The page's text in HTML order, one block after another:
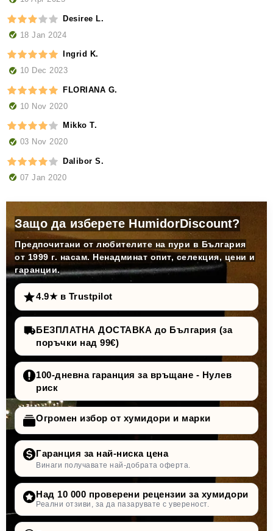
Desiree L.
18 Jan 2024
Ingrid K.
10 Dec 2023
FLORIANA G.
10 Nov 2020
Mikko T.
03 Nov 2020
Dalibor S.
07 Jan 2020
Защо да изберете HumidorDiscount?
Предпочитани от любителите на пури в България
от 1999 г. насам. Ненадминат опит, селекция, цени и
гаранции.
4.9★ в Trustpilot
БЕЗПЛАТНА ДОСТАВКА до България (за
поръчки над 99€)
100-дневна гаранция за връщане - Нулев
риск
Огромен избор от хумидори и марки
Гаранция за най-ниска цена
Винаги получавате най-добрата оферта.
Над 10 000 проверени рецензии за хумидори
Реални отзиви, за да пазарувате с увереност.